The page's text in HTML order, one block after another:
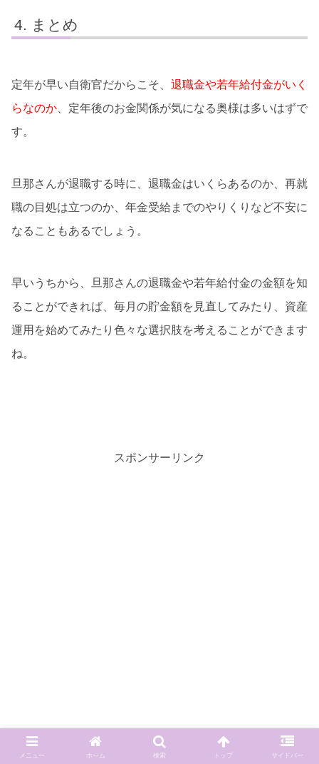
まとめ
定年が早い自衛官だからこそ、 退職金や若年給付金がいく
らなのか 、定年後のお金関係が気になる奥様は多いはずで
す。
旦那さんが退職する時に、退職金はいくらあるのか、再就
職の目処は立つのか、年金受給までのやりくりなど不安に
なることもあるでしょう。
早いうちから、旦那さんの退職金や若年給付金の金額を知
ることができれば、毎月の貯金額を見直してみたり、資産
運用を始めてみたり色々な選択肢を考えることができます
ね。
スポンサーリンク
メニュー ホーム 検索 トップ サイドバー